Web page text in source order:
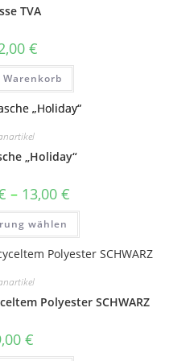
TVA
€
„Holiday“
– 13,00 €Preisspanne:
10,00 €
bis
wählen
Dieses
weist
mehrere
Varianten
können
Polyester SCHWARZ
€